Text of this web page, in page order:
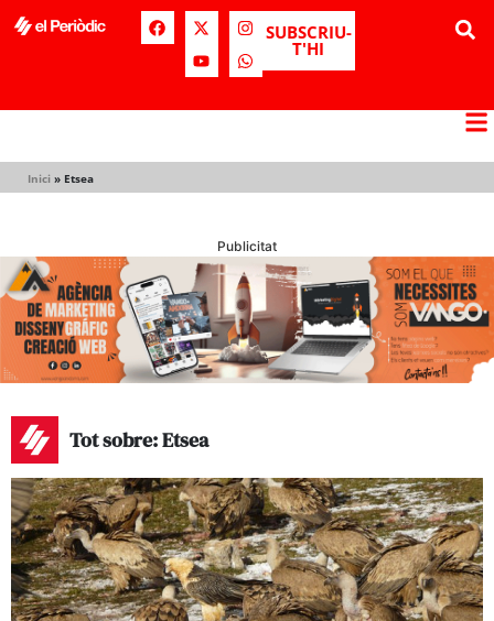
SUBSCRIU-
T'HI
Inici » Etsea
Publicitat
Tot sobre: Etsea